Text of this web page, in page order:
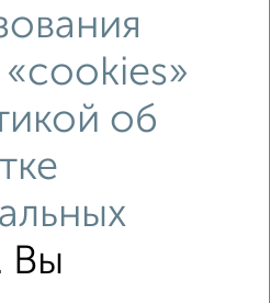
срок, 55м², 3/16 этаж
ЖК Посейдон, Мурата
об
Вы